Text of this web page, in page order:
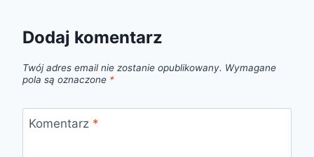
Dodaj komentarz
Twój adres email nie zostanie opublikowany. Wymagane
pola są oznaczone *
Komentarz *